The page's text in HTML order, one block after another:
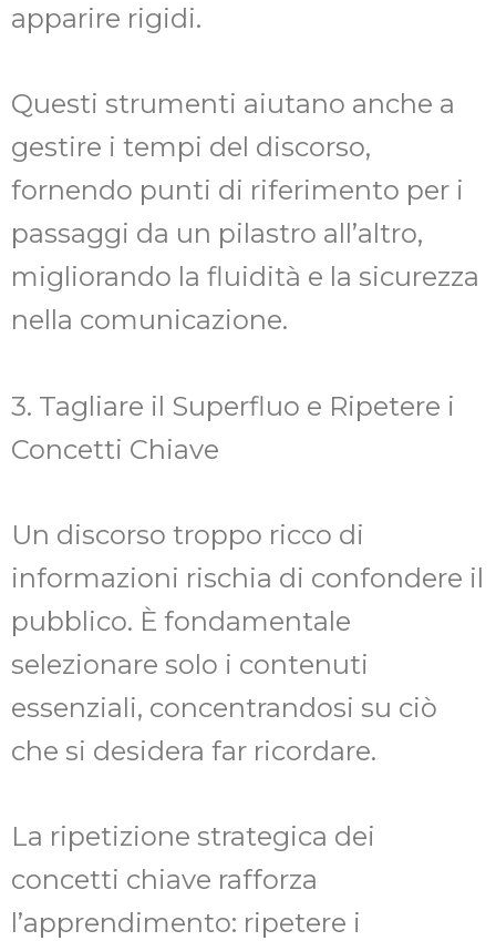
apparire rigidi.
Questi strumenti aiutano anche a
gestire i tempi del discorso,
fornendo punti di riferimento per i
passaggi da un pilastro all’altro,
migliorando la fluidità e la sicurezza
nella comunicazione.
3. Tagliare il Superfluo e Ripetere i
Concetti Chiave
Un discorso troppo ricco di
informazioni rischia di confondere il
pubblico. È fondamentale
selezionare solo i contenuti
essenziali, concentrandosi su ciò
che si desidera far ricordare.
La ripetizione strategica dei
concetti chiave rafforza
l’apprendimento: ripetere i